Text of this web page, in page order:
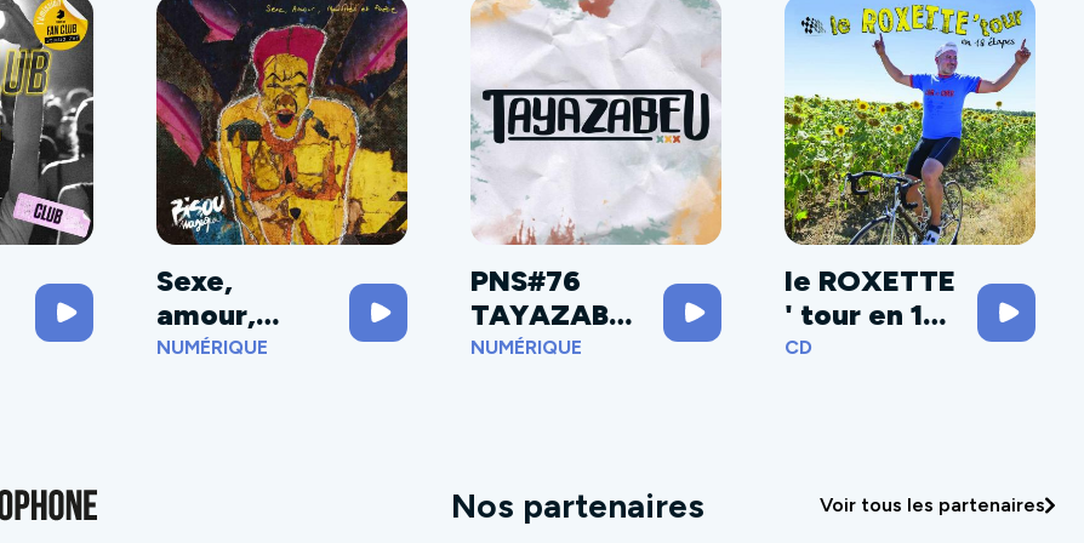
Sexe,
amour,
meurtres et
NUMÉRIQUE
PNS#76
TAYAZABE
U
NUMÉRIQUE
le ROXETTE
' tour en 18
étapes
CD
Nos partenaires Voir tous les partenaires